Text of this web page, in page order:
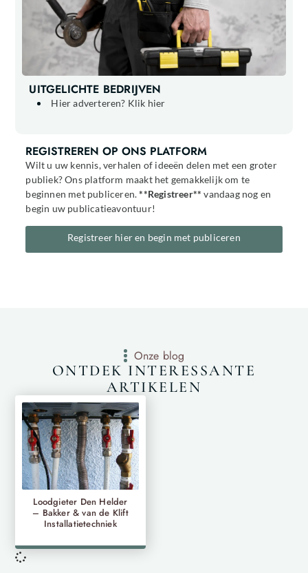
UITGELICHTE BEDRIJVEN
Hier adverteren? Klik hier
REGISTREREN OP ONS PLATFORM
Wilt u uw kennis, verhalen of ideeën delen met een groter
publiek? Ons platform maakt het gemakkelijk om te
beginnen met publiceren.**Registreer** vandaag nog en
begin uw publicatieavontuur!
Registreer hier en begin met publiceren
Onze blog
ONTDEK INTERESSANTE
ARTIKELEN
Loodgieter Den Helder
– Bakker & van de Klift
Installatietechniek